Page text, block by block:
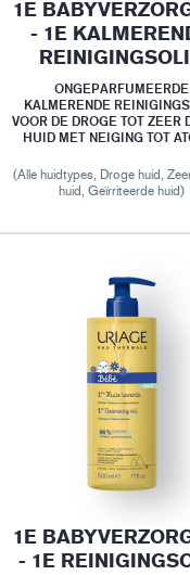
1E
- 1E
ONGEPARFUMEERDE
KALMERENDE
VOOR DE DROGE TOT ZEER
HUID MET NEIGING TOT
(Alle huidtypes, Droge huid,
huid, Geïrriteerde huid)
1E
- 1E